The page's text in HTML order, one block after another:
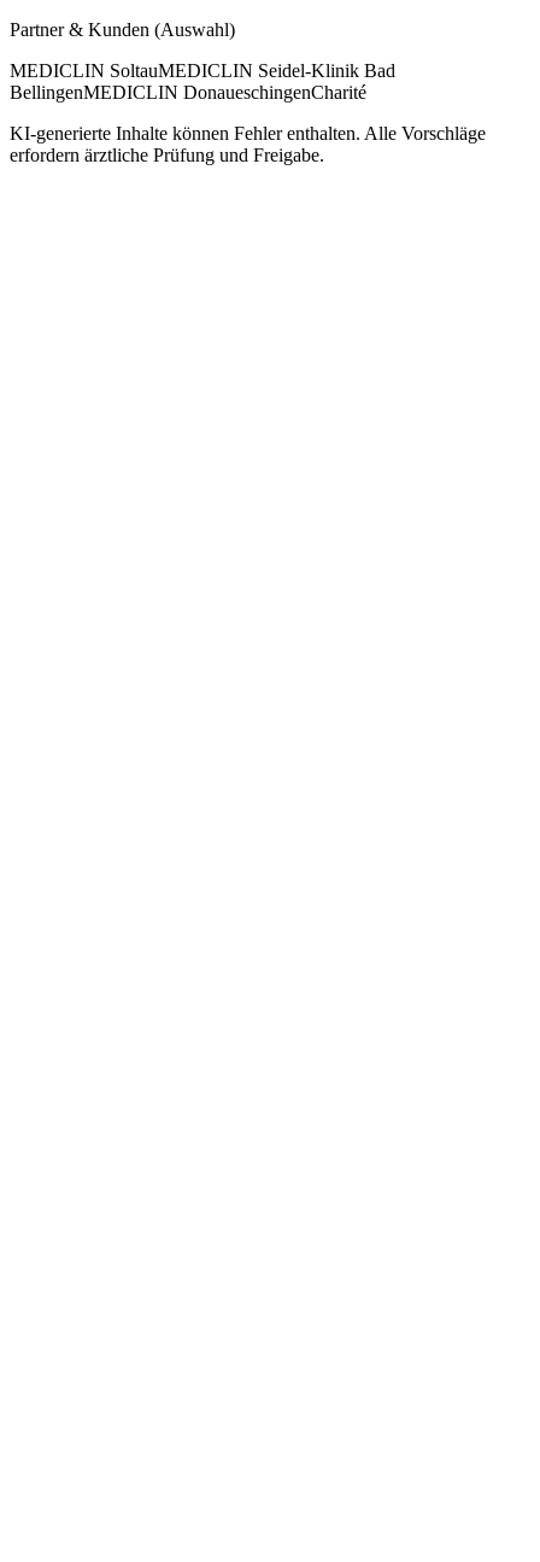
Partner & Kunden (Auswahl)
MEDICLIN SoltauMEDICLIN Seidel-Klinik Bad
BellingenMEDICLIN DonaueschingenCharité
KI-generierte Inhalte können Fehler enthalten. Alle Vorschläge
erfordern ärztliche Prüfung und Freigabe.